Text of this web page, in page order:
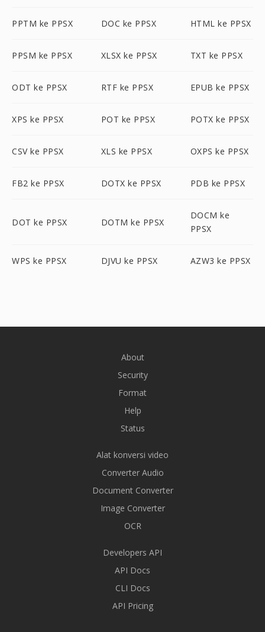
PPTM ke PPSX DOC ke PPSX HTML ke PPSX
PPSM ke PPSX XLSX ke PPSX TXT ke PPSX
ODT ke PPSX RTF ke PPSX EPUB ke PPSX
XPS ke PPSX POT ke PPSX POTX ke PPSX
CSV ke PPSX XLS ke PPSX OXPS ke PPSX
FB2 ke PPSX DOTX ke PPSX PDB ke PPSX
DOT ke PPSX DOTM ke PPSX
DOCM ke
PPSX
WPS ke PPSX DJVU ke PPSX AZW3 ke PPSX
About
Security
Format
Help
Status
Alat konversi video
Converter Audio
Document Converter
Image Converter
OCR
Developers API
API Docs
CLI Docs
API Pricing